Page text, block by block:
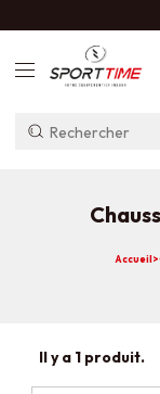
Accueil>
Il y a 1 produit.